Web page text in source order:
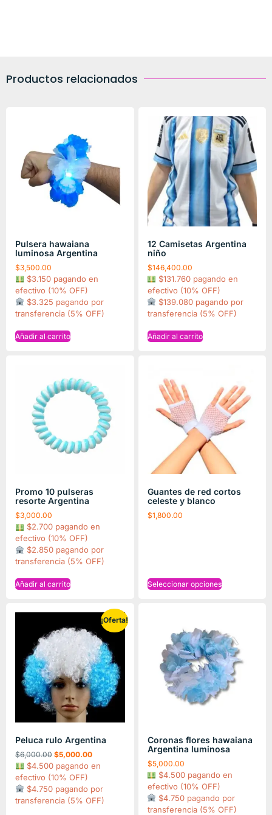
Productos relacionados
Pulsera hawaiana
luminosa Argentina
$3,500.00
$3.150 pagando en
efectivo (10% OFF)
$3.325 pagando por
transferencia (5% OFF)
Añadir al carrito
12 Camisetas Argentina
niño
$146,400.00
$131.760 pagando en
efectivo (10% OFF)
$139.080 pagando por
transferencia (5% OFF)
Añadir al carrito
Promo 10 pulseras
resorte Argentina
$3,000.00
$2.700 pagando en
efectivo (10% OFF)
$2.850 pagando por
transferencia (5% OFF)
Añadir al carrito
Guantes de red cortos
celeste y blanco
$1,800.00
Seleccionar opciones
¡Oferta!
Peluca rulo Argentina
$6,000.00 $5,000.00
$4.500 pagando en
efectivo (10% OFF)
$4.750 pagando por
transferencia (5% OFF)
Coronas flores hawaiana
Argentina luminosa
$5,000.00
$4.500 pagando en
efectivo (10% OFF)
$4.750 pagando por
transferencia (5% OFF)